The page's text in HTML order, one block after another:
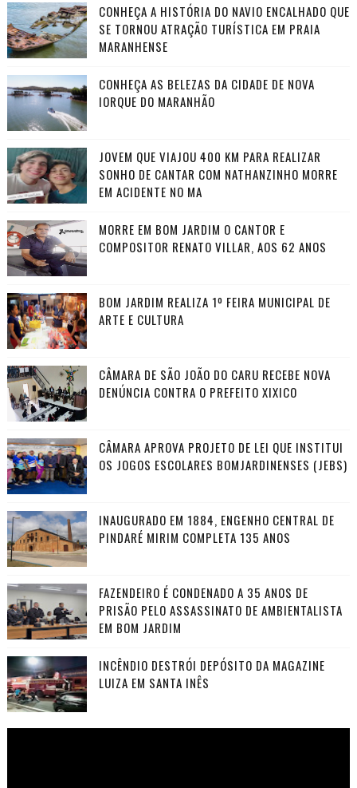
CONHEÇA A HISTÓRIA DO NAVIO ENCALHADO QUE
SE TORNOU ATRAÇÃO TURÍSTICA EM PRAIA
MARANHENSE
CONHEÇA AS BELEZAS DA CIDADE DE NOVA
IORQUE DO MARANHÃO
JOVEM QUE VIAJOU 400 KM PARA REALIZAR
SONHO DE CANTAR COM NATHANZINHO MORRE
EM ACIDENTE NO MA
MORRE EM BOM JARDIM O CANTOR E
COMPOSITOR RENATO VILLAR, AOS 62 ANOS
BOM JARDIM REALIZA 1º FEIRA MUNICIPAL DE
ARTE E CULTURA
CÂMARA DE SÃO JOÃO DO CARU RECEBE NOVA
DENÚNCIA CONTRA O PREFEITO XIXICO
CÂMARA APROVA PROJETO DE LEI QUE INSTITUI
OS JOGOS ESCOLARES BOMJARDINENSES (JEBS)
INAUGURADO EM 1884, ENGENHO CENTRAL DE
PINDARÉ MIRIM COMPLETA 135 ANOS
FAZENDEIRO É CONDENADO A 35 ANOS DE
PRISÃO PELO ASSASSINATO DE AMBIENTALISTA
EM BOM JARDIM
INCÊNDIO DESTRÓI DEPÓSITO DA MAGAZINE
LUIZA EM SANTA INÊS